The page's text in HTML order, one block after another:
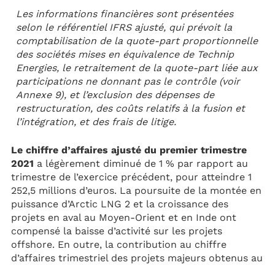
Les informations financières sont présentées
selon le référentiel IFRS ajusté, qui prévoit la
comptabilisation de la quote-part proportionnelle
des sociétés mises en équivalence de Technip
Energies, le retraitement de la quote-part liée aux
participations ne donnant pas le contrôle (voir
Annexe 9), et l’exclusion des dépenses de
restructuration, des coûts relatifs à la fusion et
l’intégration, et des frais de litige.
Le chiffre d’affaires ajusté du premier trimestre
2021 a légèrement diminué de 1 % par rapport au
trimestre de l’exercice précédent, pour atteindre 1
252,5 millions d’euros. La poursuite de la montée en
puissance d’Arctic LNG 2 et la croissance des
projets en aval au Moyen-Orient et en Inde ont
compensé la baisse d’activité sur les projets
offshore. En outre, la contribution au chiffre
d’affaires trimestriel des projets majeurs obtenus au